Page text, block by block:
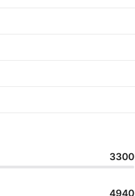
3300
4940